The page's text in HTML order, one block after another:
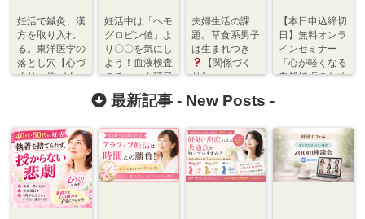
妊活で鍼灸、漢
方を取り入れ
る。東洋医学の
落とし穴【心づ
くり・体づく
妊活中は「ヘモ
グロビン値」よ
り〇〇を気にし
よう！血液検査
のチェック項目
夫婦生活の課
題。草食系男子
は生まれつき
【関係づく
り】
【本日申込締切
日】無料オンラ
インセミナー
「心が軽くなる
自然妊娠のため
最新記事 - New Posts -